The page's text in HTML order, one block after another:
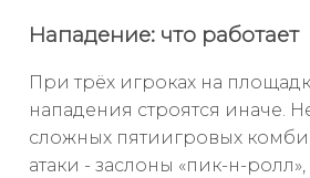
Нападение: что работает
При трёх игроках на
нападения строятся иначе.
сложных пятиигровых
атаки - заслоны «пик-н-